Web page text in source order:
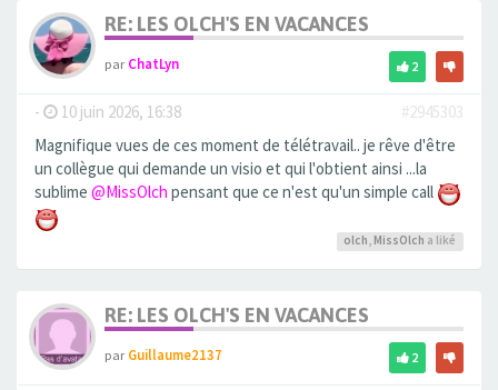
RE: LES OLCH'S EN VACANCES
parChatLyn 2
- 10 juin 2026, 16:38
#2945303
Magnifique vues de ces moment de télétravail.. je rêve d'être
un collègue qui demande un visio et qui l'obtient ainsi ...la
sublime @MissOlch pensant que ce n'est qu'un simple call
olch, MissOlch a liké
RE: LES OLCH'S EN VACANCES
parGuillaume2137 2